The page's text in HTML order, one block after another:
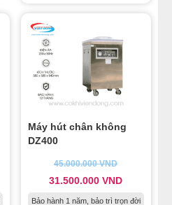
Máy hút chân không
DZ400
45.000.000VND
31.500.000VND
Bảo hành 1 năm, bảo trì trọn đời